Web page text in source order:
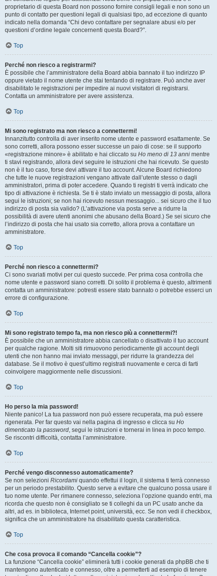
proprietario di questa Board non possono fornire consigli legali e non sono un
punto di contatto per questioni legali di qualsiasi tipo, ad eccezione di quanto
indicato nella domanda “Chi devo contattare per segnalare abusi e/o per
questioni d’ordine legale concernenti questa Board?”.
Top
Perché non riesco a registrarmi?
È possibile che l’amministratore della Board abbia bannato il tuo indirizzo IP
oppure vietato il nome utente che stai tentando di registrare. Può anche aver
disabilitato le registrazioni per impedire ai nuovi visitatori di registrarsi.
Contatta un amministratore per avere assistenza.
Top
Mi sono registrato ma non riesco a connettermi!
Innanzitutto controlla di aver inserito nome utente e password esattamente. Se
sono corretti, allora possono esser successe un paio di cose: se il supporto
«registrazione minore» è abilitato e hai cliccato su Ho meno di 13 anni mentre
ti stavi registrando, allora devi seguire le istruzioni che hai ricevuto. Se questo
non è il tuo caso, forse devi attivare il tuo account. Alcune Board richiedono
che tutte le nuove registrazioni vengano attivate dall’utente stesso o dagli
amministratori, prima di poter accedere. Quando ti registri ti verrà indicato che
tipo di attivazione è richiesta. Se ti è stato inviato un messaggio di posta, allora
segui le istruzioni; se non hai ricevuto nessun messaggio... sei sicuro che il tuo
indirizzo di posta sia valido? (L’attivazione via posta serve a ridurre la
possibilità di avere utenti anonimi che abusano della Board.) Se sei sicuro che
l’indirizzo di posta che hai usato sia corretto, allora prova a contattare un
amministratore.
Top
Perché non riesco a connettermi?
Ci sono svariati motivi per cui questo succede. Per prima cosa controlla che
nome utente e password siano corretti. Di solito il problema è questo, altrimenti
contatta un amministratore: potresti essere stato bannato o potrebbe esserci un
errore di configurazione.
Top
Mi sono registrato tempo fa, ma non riesco più a connettermi?!
È possibile che un amministratore abbia cancellato o disattivato il tuo account
per qualche ragione. Molti siti rimuovono periodicamente gli account degli
utenti che non hanno mai inviato messaggi, per ridurre la grandezza del
database. Se il motivo è quest’ultimo registrati nuovamente e cerca di farti
coinvolgere maggiormente nelle discussioni.
Top
Ho perso la mia password!
Niente panico! La tua password non può essere recuperata, ma può essere
rigenerata. Per far questo vai nella pagina di ingresso e clicca su Ho
dimenticato la password, segui le istruzioni e tornerai in linea in poco tempo.
Se riscontri difficoltà, contatta l’amministratore.
Top
Perché vengo disconnesso automaticamente?
Se non selezioni Ricordami quando effettui il login, il sistema ti terrà connesso
per un periodo prestabilito. Questo serve a evitare che qualcuno possa usare il
tuo nome utente. Per rimanere connesso, seleziona l’opzione quando entri, ma
ricorda che questo non è consigliato se ti colleghi da un PC usato anche da
altri, ad es. in biblioteca, Internet point, università, ecc. Se non vedi il checkbox,
significa che un amministratore ha disabilitato questa caratteristica.
Top
Che cosa provoca il comando “Cancella cookie”?
La funzione “Cancella cookie” eliminerà tutti i cookie generati da phpBB che ti
mantengono autenticato e connesso, oltre a permetterti ad esempio di tenere